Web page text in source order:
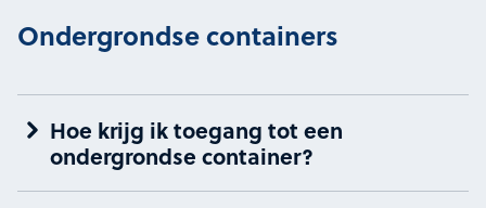
Ondergrondse containers
Hoe krijg ik toegang tot een
ondergrondse container?